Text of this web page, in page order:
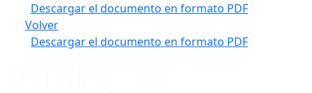
Descargar el documento en formato PDF
Volver
Descargar el documento en formato PDF